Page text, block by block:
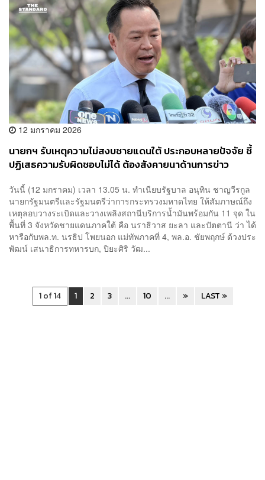
12 มกราคม 2026
นายกฯ รับเหตุความไม่สงบชายแดนใต้ ประกอบหลายปัจจัย ชี้
ปฏิเสธความรับผิดชอบไม่ได้ ต้องสังคายนาด้านการข่าว
วันนี้ (12 มกราคม) เวลา 13.05 น. ทำเนียบรัฐบาล อนุทิน ชาญวีรกูล
นายกรัฐมนตรีและรัฐมนตรีว่าการกระทรวงมหาดไทย ให้สัมภาษณ์ถึง
เหตุลอบวางระเบิดและวางเพลิงสถานีบริการน้ำมันพร้อมกัน 11 จุด ใน
พื้นที่ 3 จังหวัดชายแดนภาคใต้ คือ นราธิวาส ยะลา และปัตตานี ว่า ได้
หารือกับพล.ท. นรธิป โพยนอก แม่ทัพภาคที่ 4, พล.อ. ชัยพฤกษ์ ด้วงประ
พัฒน์ เสนาธิการทหารบก, ปิยะศิริ วัฒ...
1 of 14 1 2 3 ... 10 ... » LAST »